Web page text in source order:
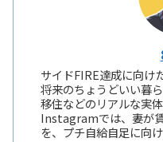
サイドFIRE達成に向け
将来のちょうどいい暮
移住などのリアルな実
Instagramでは、妻が
を、プチ自給自足に向